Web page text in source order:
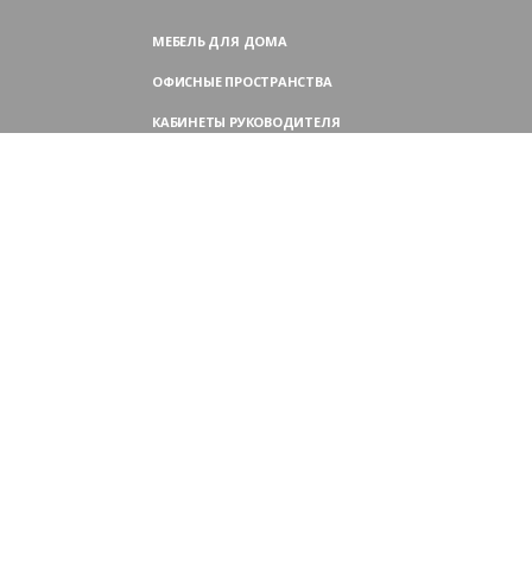
МЕБЕЛЬ ДЛЯ ДОМА
ОФИСНЫЕ ПРОСТРАНСТВА
КАБИНЕТЫ РУКОВОДИТЕЛЯ